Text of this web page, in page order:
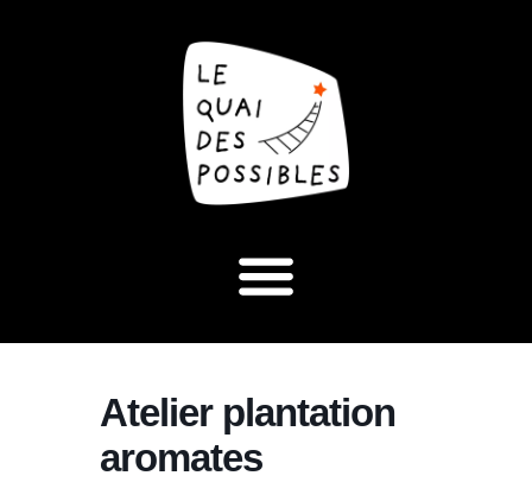
Atelier plantation
aromates